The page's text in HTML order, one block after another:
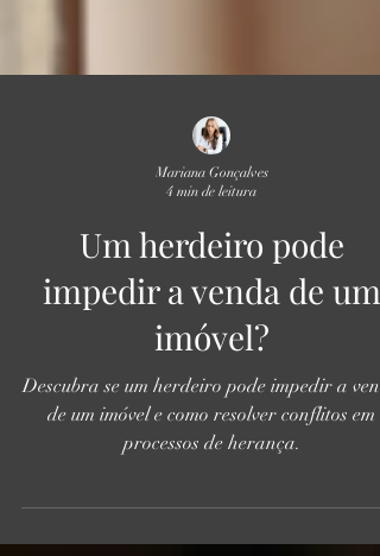
Mariana Gonçalves
4 min de leitura
Um herdeiro pode
impedir a venda de um
imóvel?
Descubra se um herdeiro pode impedir a
processos de herança.